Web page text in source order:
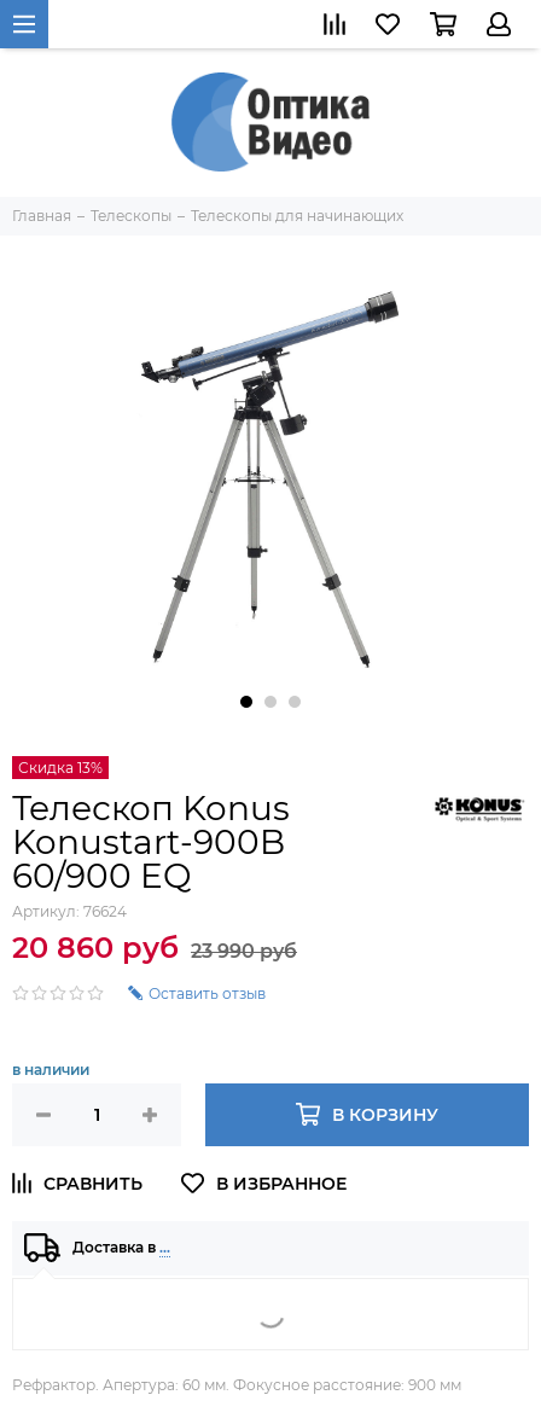
Главная Телескопы Телескопы для начинающих
Скидка 13%
Телескоп Konus
Konustart-900B
60/900 EQ
Артикул: 76624
20 860 руб 23 990 руб
Оставить отзыв
в наличии
В КОРЗИНУ
Доставка в …
Рефрактор. Апертура: 60 мм. Фокусное расстояние: 900 мм